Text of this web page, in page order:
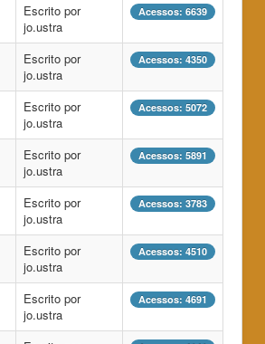
Escrito por
jo.ustra
Acessos: 6639
Escrito por
jo.ustra
Acessos: 4350
Escrito por
jo.ustra
Acessos: 5072
Escrito por
jo.ustra
Acessos: 5891
Escrito por
jo.ustra
Acessos: 3783
Escrito por
jo.ustra
Acessos: 4510
Escrito por
jo.ustra
Acessos: 4691